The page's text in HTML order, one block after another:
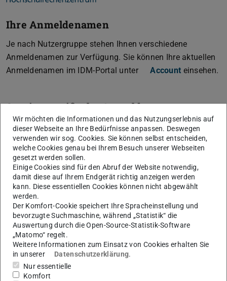
Ihre Anmeldenamen
Je nach Nutzergruppe stehen Ihnen verschiedene
Anmeldenamen zur Verfügung. Sie können Ihre aktuellen
Anmeldenamen im IDM-Portal unter
Account einsehen.
Servicespezifische Anmeldenamen
Untenstehend finden Sie zu den Services bei denen die
Anmeldenamen von der TU-ID abweichen, den Hinweis
welchen Anmeldenamen Sie verwenden müssen.
Bei den meisten Services verwenden Sie Ihr zentrales TU-
ID Passwort. Bei einigen werden aber auch
servicespezifische Passwörter verwendet.
Service Nutzergruppe
Microsoft
365 /
Mitarbeiter_innen Cloud-ID
Studierende
Wir möchten die Informationen und das Nutzungserlebnis auf
dieser Webseite an Ihre Bedürfnisse anpassen. Deswegen
verwenden wir sog. Cookies. Sie können selbst entscheiden,
welche Cookies genau bei Ihrem Besuch unserer Webseiten
gesetzt werden sollen.
Einige Cookies sind für den Abruf der Website notwendig,
damit diese auf Ihrem Endgerät richtig anzeigen werden
kann. Diese essentiellen Cookies können nicht abgewählt
werden.
Der Komfort-Cookie speichert Ihre Spracheinstellung und
bevorzugte Suchmaschine, während „Statistik“ die
Auswertung durch die Open-Source-Statistik-Software
„Matomo“ regelt.
Weitere Informationen zum Einsatz von Cookies erhalten Sie
in unserer
Datenschutzerklärung.
Nur essentielle
Komfort